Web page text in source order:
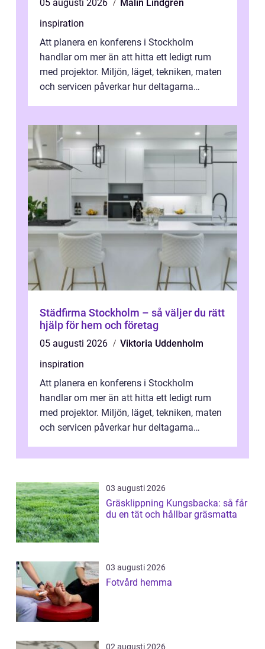
05 augusti 2026
Malin Lindgren
inspiration
Att planera en konferens i Stockholm
handlar om mer än att hitta ett ledigt rum
med projektor. Miljön, läget, tekniken, maten
och servicen påverkar hur deltagarna
Städfirma Stockholm – så väljer du rätt
hjälp för hem och företag
05 augusti 2026
Viktoria Uddenholm
inspiration
Att planera en konferens i Stockholm
handlar om mer än att hitta ett ledigt rum
med projektor. Miljön, läget, tekniken, maten
och servicen påverkar hur deltagarna
03 augusti 2026
Gräsklippning Kungsbacka: så får
du en tät och hållbar gräsmatta
03 augusti 2026
Fotvård hemma
02 augusti 2026